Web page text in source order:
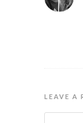
LEAVE A